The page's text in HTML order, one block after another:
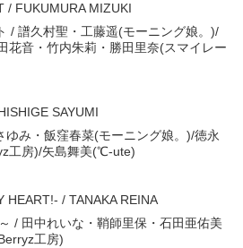
/ FUKUMURA MIZUKI
/ 譜久村聖・工藤遥(モーニング娘。)/
花音・竹内朱莉・勝田里奈(スマイレー
SAYUMI
ゆみ・飯窪春菜(モーニング娘。)/徳永
工房)/矢島舞美(℃-ute)
HEART!- / TANAKA REINA
/ 田中れいな・鞘師里保・石田亜佑美
工房)